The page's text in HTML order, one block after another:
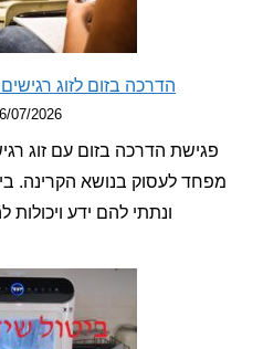
הדרכה בזום לזוג רגישים לקרינה 07/2026
26/07/2026
הדרכה בזום עם זוג רגישים
לעסוק בנושא הקרינה. ביחד
ונתתי להם ידע ויכולות